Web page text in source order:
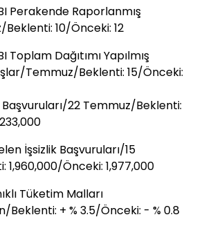
Perakende Raporlanmış
10/Önceki: 12
Dağıtımı Yapılmış
Temmuz/Beklenti: 15/Önceki:
Başvuruları/22 Temmuz/Beklenti:
İşsizlik Başvuruları/15
Önceki: 1,977,000
Tüketim Malları
Beklenti: + % 3.5/Önceki: - % 0.8